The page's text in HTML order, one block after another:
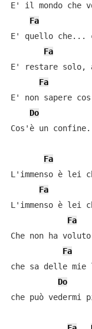
E' il mondo che
Fa
E' quello che...
Fa
E' restare solo,
Fa
E' non sapere
Do
Cos'è un
Fa
L'immenso è lei
Fa
L'immenso è lei
Fa
Che non ha
Fa
che sa delle mie
Do
che può vedermi